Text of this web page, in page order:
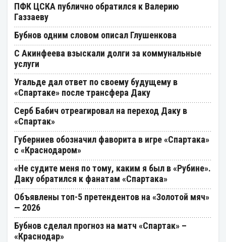
ПФК ЦСКА публично обратился к Валерию
Газзаеву
Бубнов одним словом описал Глушенкова
С Акинфеева взыскали долги за коммунальные
услуги
Угальде дал ответ по своему будущему в
«Спартаке» после трансфера Даку
Серб Бабич отреагировал на переход Даку в
«Спартак»
Губерниев обозначил фаворита в игре «Спартака»
с «Краснодаром»
«Не судите меня по тому, каким я был в «Рубине».
Даку обратился к фанатам «Спартака»
Объявлены топ-5 претендентов на «Золотой мяч»
— 2026
Бубнов сделал прогноз на матч «Спартак» –
«Краснодар»